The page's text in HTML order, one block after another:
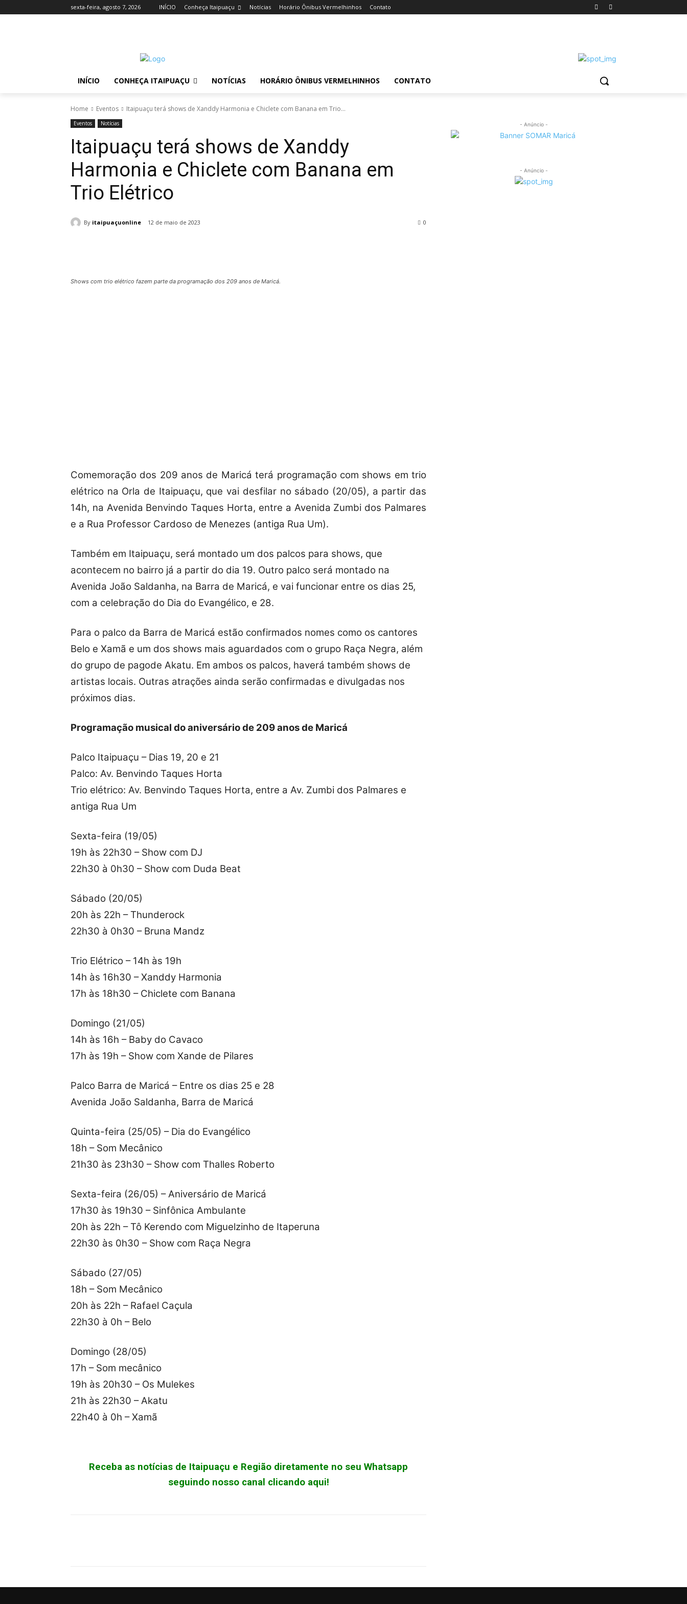
sexta-feira, agosto 7, 2026 INÍCIO Conheça Itaipuaçu Notícias Horário Ônibus Vermelhinhos Contato
INÍCIO CONHEÇA ITAIPUAÇU NOTÍCIAS HORÁRIO ÔNIBUS VERMELHINHOS CONTATO
Home Eventos Itaipuaçu terá shows de Xanddy Harmonia e Chiclete com Banana em Trio...
Eventos Notícias
Itaipuaçu terá shows de Xanddy
Harmonia e Chiclete com Banana em
Trio Elétrico
By itaipuaçuonline 12 de maio de 2023 0
Shows com trio elétrico fazem parte da programação dos 209 anos de Maricá.
Comemoração dos 209 anos de Maricá terá programação com shows em trio
elétrico na Orla de Itaipuaçu, que vai desfilar no sábado (20/05), a partir das
14h, na Avenida Benvindo Taques Horta, entre a Avenida Zumbi dos Palmares
e a Rua Professor Cardoso de Menezes (antiga Rua Um).
Também em Itaipuaçu, será montado um dos palcos para shows, que
acontecem no bairro já a partir do dia 19. Outro palco será montado na
Avenida João Saldanha, na Barra de Maricá, e vai funcionar entre os dias 25,
com a celebração do Dia do Evangélico, e 28.
Para o palco da Barra de Maricá estão confirmados nomes como os cantores
Belo e Xamã e um dos shows mais aguardados com o grupo Raça Negra, além
do grupo de pagode Akatu. Em ambos os palcos, haverá também shows de
artistas locais. Outras atrações ainda serão confirmadas e divulgadas nos
próximos dias.
Programação musical do aniversário de 209 anos de Maricá
Palco Itaipuaçu – Dias 19, 20 e 21
Palco: Av. Benvindo Taques Horta
Trio elétrico: Av. Benvindo Taques Horta, entre a Av. Zumbi dos Palmares e
antiga Rua Um
Sexta-feira (19/05)
19h às 22h30 – Show com DJ
22h30 à 0h30 – Show com Duda Beat
Sábado (20/05)
20h às 22h – Thunderock
22h30 à 0h30 – Bruna Mandz
Trio Elétrico – 14h às 19h
14h às 16h30 – Xanddy Harmonia
17h às 18h30 – Chiclete com Banana
Domingo (21/05)
14h às 16h – Baby do Cavaco
17h às 19h – Show com Xande de Pilares
Palco Barra de Maricá – Entre os dias 25 e 28
Avenida João Saldanha, Barra de Maricá
Quinta-feira (25/05) – Dia do Evangélico
18h – Som Mecânico
21h30 às 23h30 – Show com Thalles Roberto
Sexta-feira (26/05) – Aniversário de Maricá
17h30 às 19h30 – Sinfônica Ambulante
20h às 22h – Tô Kerendo com Miguelzinho de Itaperuna
22h30 às 0h30 – Show com Raça Negra
Sábado (27/05)
18h – Som Mecânico
20h às 22h – Rafael Caçula
22h30 à 0h – Belo
Domingo (28/05)
17h – Som mecânico
19h às 20h30 – Os Mulekes
21h às 22h30 – Akatu
22h40 à 0h – Xamã
Receba as notícias de Itaipuaçu e Região diretamente no seu Whatsapp
seguindo nosso canal clicando aqui!
- Anúncio -
- Anúncio -